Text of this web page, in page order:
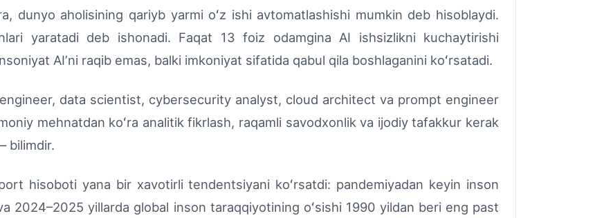
dunyo aholisining qariyb yarmi oʻz ishi avtomatlashishi mumkin deb hisoblaydi.
yaratadi deb ishonadi. Faqat 13 foiz odamgina AI ishsizlikni kuchaytirishi
AIʼni raqib emas, balki imkoniyat sifatida qabul qila boshlaganini koʻrsatadi.
data scientist, cybersecurity analyst, cloud architect va prompt engineer
mehnatdan koʻra analitik fikrlash, raqamli savodxonlik va ijodiy tafakkur kerak
bilimdir.
hisoboti yana bir xavotirli tendentsiyani koʻrsatdi: pandemiyadan keyin inson
2024–2025 yillarda global inson taraqqiyotining oʻsishi 1990 yildan beri eng past